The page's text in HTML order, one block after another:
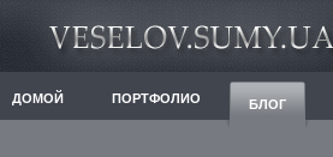
ДОМОЙ ПОРТФОЛИО БЛОГ